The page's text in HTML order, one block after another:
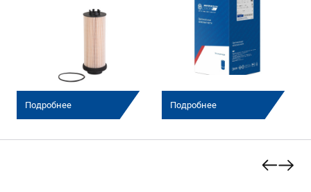
Подробнее Подробнее